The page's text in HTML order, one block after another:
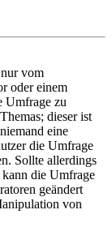
vom
oder einem
Umfrage zu
dieser ist
eine
die Umfrage
Sollte allerdings
kann die Umfrage
geändert
von